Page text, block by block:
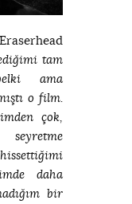
Eraserhead
tam
ama
o film.
çok,
daha
bir